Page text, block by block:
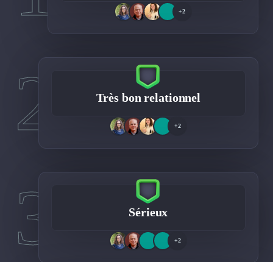
+2
2 Très bon relationnel
+2
3 Sérieux
+2